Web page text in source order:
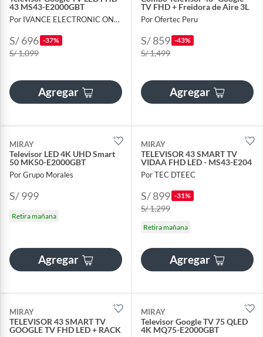
43 MS43-E2000GBT
Por IVANCE ELECTRONIC ONLINE
S/ 696 -37%
S/ 1,099
Agregar
TV FHD + Freidora de Aire 3L
Por Ofertec Peru
S/ 859 -43%
S/ 1,499
Agregar
MIRAY
Televisor LED 4K UHD Smart
50 MK50-E2000GBT
Por Grupo Morales
S/ 999
Retira mañana
Agregar
MIRAY
TELEVISOR 43 SMART TV
VIDAA FHD LED - MS43-E204
Por TEC DTEEC
S/ 899 -31%
S/ 1,299
Retira mañana
Agregar
MIRAY
TELEVISOR 43 SMART TV
GOOGLE TV FHD LED + RACK
MIRAY
Televisor Google TV 75 QLED
4K MQ75-E2000GBT